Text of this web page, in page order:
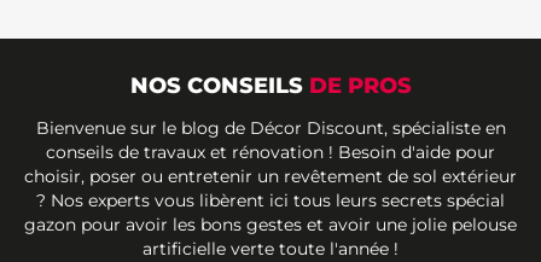
NOS CONSEILS DE PROS
Bienvenue sur le blog de Décor Discount, spécialiste en
conseils de travaux et rénovation ! Besoin d'aide pour
choisir, poser ou entretenir un revêtement de sol extérieur
? Nos experts vous libèrent ici tous leurs secrets spécial
gazon pour avoir les bons gestes et avoir une jolie pelouse
artificielle verte toute l'année !